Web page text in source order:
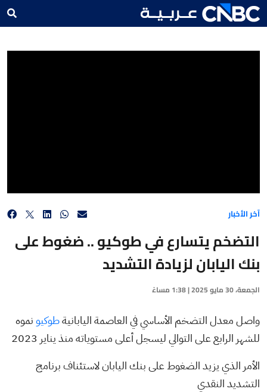
آخر الأخبار
التضخم يتسارع في طوكيو .. ضغوط على
بنك اليابان لزيادة التشديد
الجمعة، 30 مايو 2025 | 1:38 مساءً
واصل معدل التضخم الأساسي في العاصمة اليابانيةطوكيونموه
للشهر الرابع على التوالي ليسجل أعلى مستوياته منذ يناير 2023
الأمر الذي يزيد الضغوط على بنك اليابان لاستئناف برنامج
التشديد النقدي